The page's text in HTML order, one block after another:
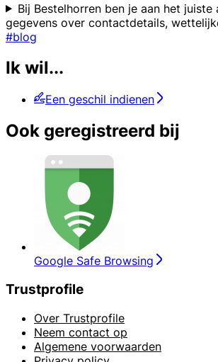
Bij Bestelhorren ben je aan het
gegevens over contactdetails,
#blog
Ik wil...
Een geschil indienen
Ook geregistreerd bij
Google Safe Browsing
Trustprofile
Over Trustprofile
Neem contact op
Algemene voorwaarden